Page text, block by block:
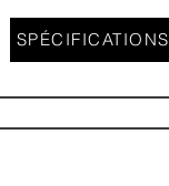
SPÉCIFICATIONS